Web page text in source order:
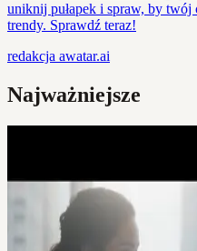
uniknij pułapek i spraw, by
trendy. Sprawdź teraz!
redakcja awatar.ai
Najważniejsze